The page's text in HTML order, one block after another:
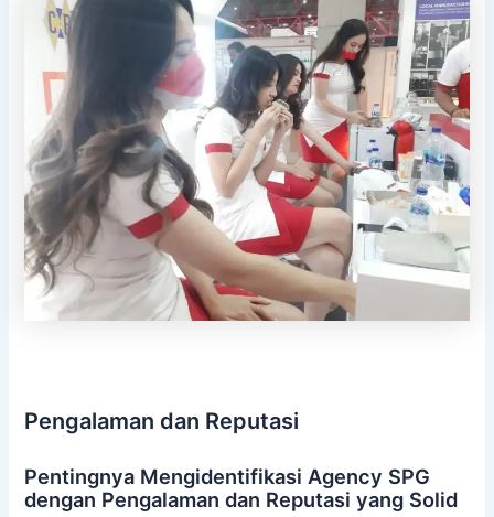
Pengalaman dan Reputasi
Pentingnya Mengidentifikasi Agency SPG
dengan Pengalaman dan Reputasi yang Solid